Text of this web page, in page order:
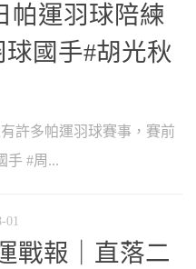
帕運羽球陪練
球國手#胡光秋
許多帕運羽球賽事，賽前
手 #周...
01
戰報｜直落二